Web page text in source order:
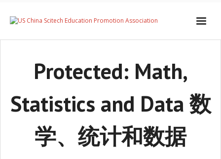
Protected: Math,
Statistics and Data 数
学、统计和数据